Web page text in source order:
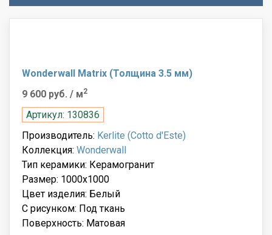
Wonderwall Matrix (Толщина 3.5 мм)
9 600 руб. / м2
Артикул: 130836
Производитель: Kerlite (Cotto d'Este)
Коллекция: Wonderwall
Тип керамики: Керамогранит
Размер: 1000x1000
Цвет изделия: Белый
С рисунком: Под ткань
Поверхность: Матовая